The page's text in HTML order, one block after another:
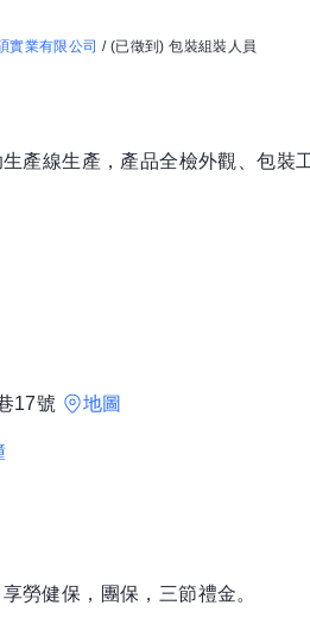
實業有限公司 / (已徵到) 包裝組裝人員
產線生產，產品全檢外觀、包裝
17號 地圖
勞健保，團保，三節禮金。